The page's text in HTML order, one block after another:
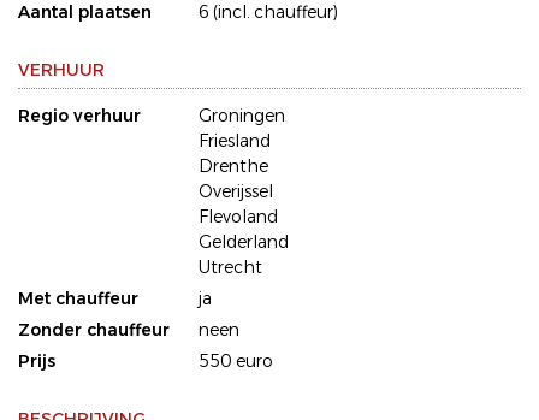
Aantal plaatsen
6 (incl. chauffeur)
VERHUUR
Regio verhuur
Groningen
Friesland
Drenthe
Overijssel
Flevoland
Gelderland
Utrecht
Met chauffeur
ja
Zonder chauffeur
neen
Prijs
550 euro